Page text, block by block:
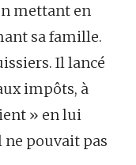
mettant en
sa famille.
Il lancé
impôts, à
» en lui
ne pouvait pas